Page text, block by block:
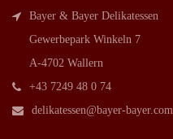
Bayer & Bayer Delikatessen
Gewerbepark Winkeln 7
A-4702 Wallern
+43 7249 48 0 74
delikatessen@bayer-bayer.com